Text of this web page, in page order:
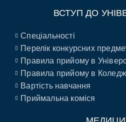
ВСТУП ДО
Спеціальності
Перелік конкурсних
Правила прийому в
Правила прийому в Коледж
Вартість навчання
Приймальна коміся